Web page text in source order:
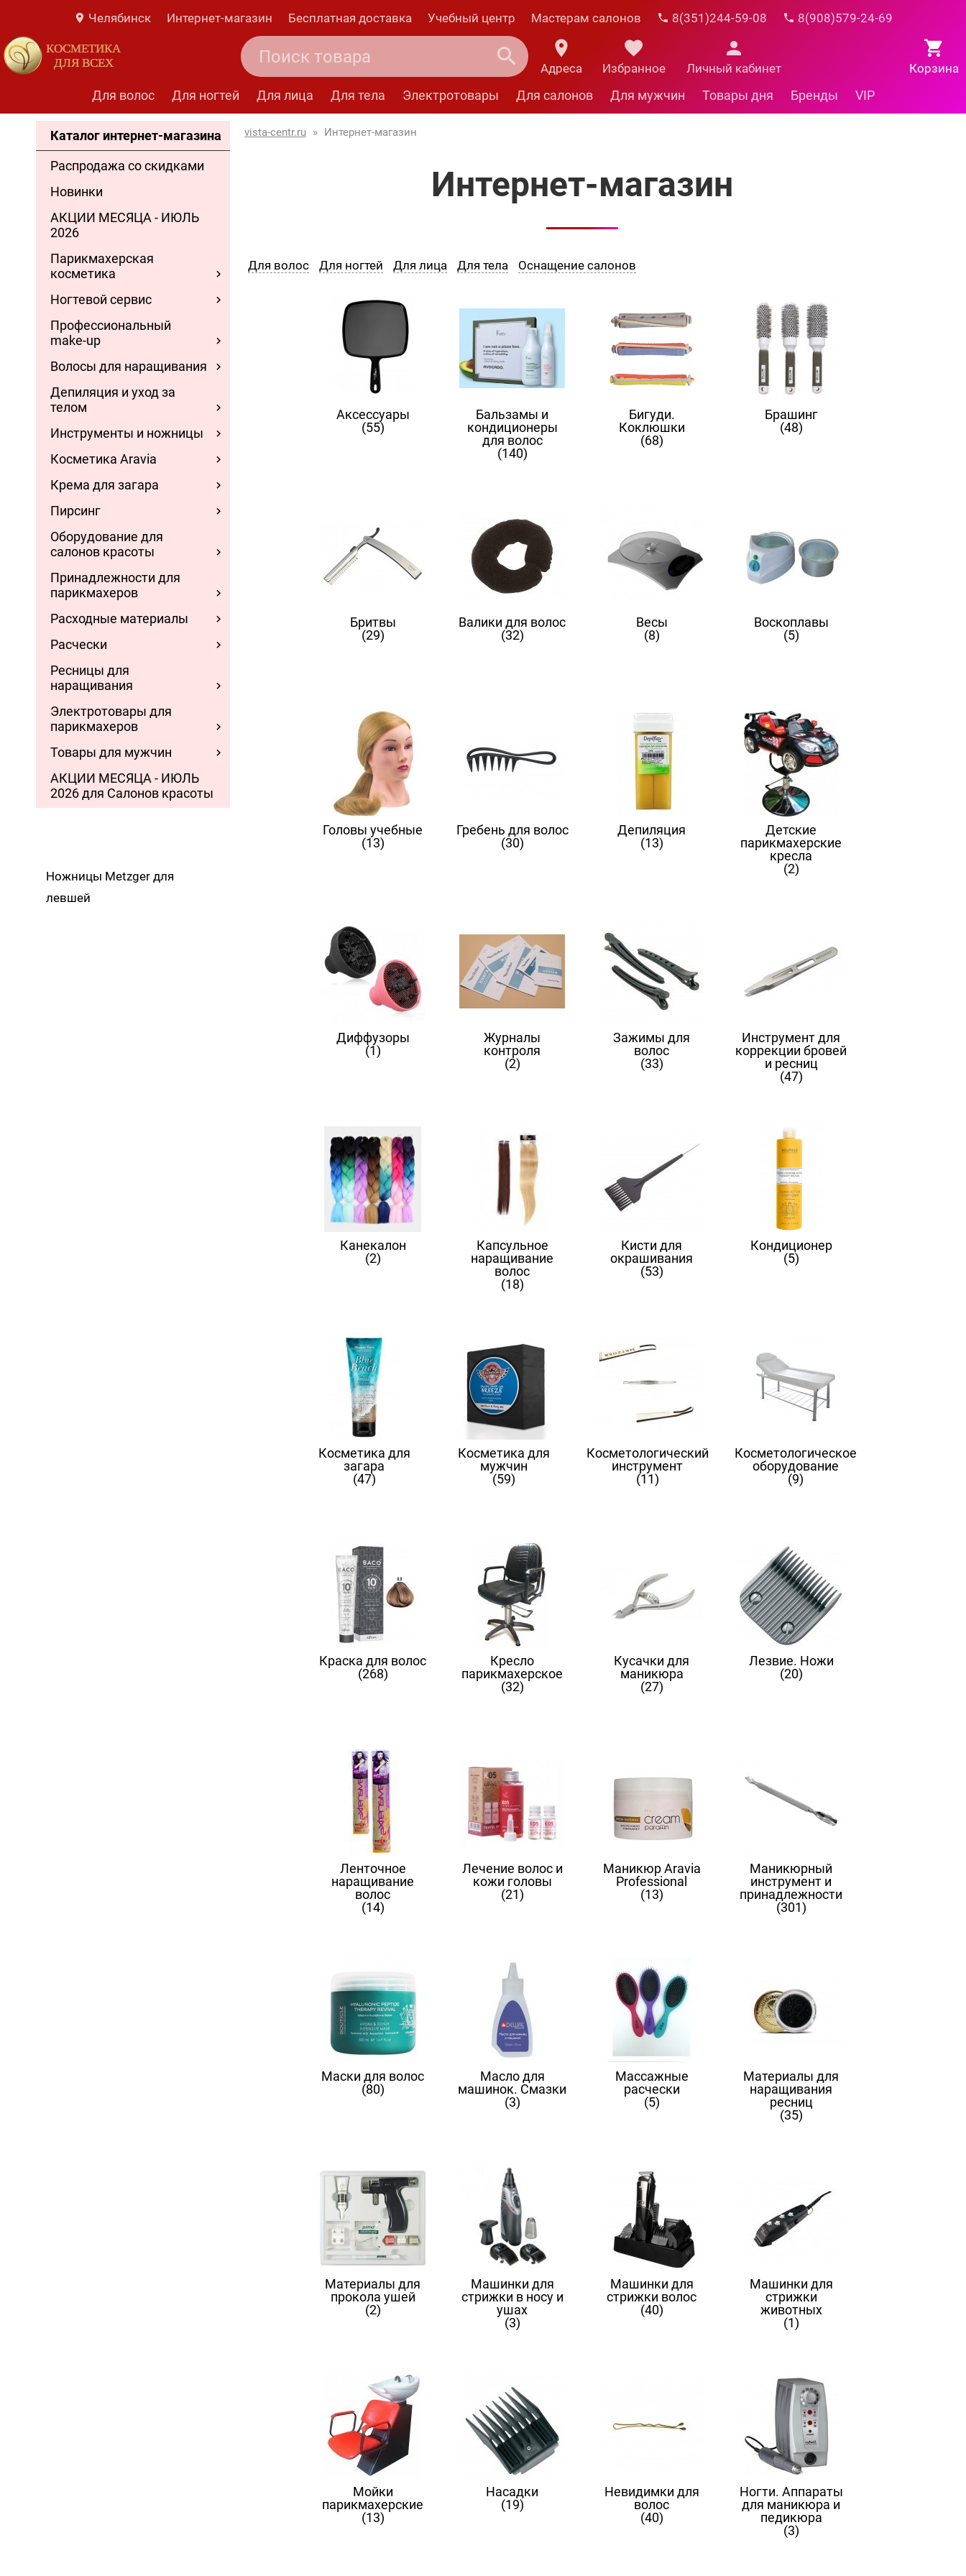
Челябинск Интернет-магазин Бесплатная доставка Учебный центр Мастерам салонов 8(351)244-59-08 8(908)579-24-69
КОСМЕТИКА
ДЛЯ ВСЕХ
Корзина
Адреса Избранное Личный кабинет
Для волос Для ногтей Для лица Для тела Электротовары Для салонов Для мужчин Товары дня Бренды VIP
Каталог интернет-магазина
Распродажа со скидками
Новинки
АКЦИИ МЕСЯЦА - ИЮЛЬ
2026
Парикмахерская
косметика
Ногтевой сервис
Профессиональный
make-up
Волосы для наращивания
Депиляция и уход за
телом
Инструменты и ножницы
Косметика Aravia
Крема для загара
Пирсинг
Оборудование для
салонов красоты
Принадлежности для
парикмахеров
Расходные материалы
Расчески
Ресницы для
наращивания
Электротовары для
парикмахеров
Товары для мужчин
АКЦИИ МЕСЯЦА - ИЮЛЬ
2026 для Салонов красоты
Ножницы Metzger для
левшей
vista-centr.ru » Интернет-магазин
Интернет-магазин
Для волос Для ногтей Для лица Для тела Оснащение салонов
Аксессуары
(55)
Бальзамы и
кондиционеры
для волос
(140)
Бигуди.
Коклюшки
(68)
Брашинг
(48)
Бритвы
(29)
Валики для волос
(32)
Весы
(8)
Воскоплавы
(5)
Головы учебные
(13)
Гребень для волос
(30)
Депиляция
(13)
Детские
парикмахерские
кресла
(2)
Диффузоры
(1)
Журналы
контроля
(2)
Зажимы для
волос
(33)
Инструмент для
коррекции бровей
и ресниц
(47)
Канекалон
(2)
Капсульное
наращивание
волос
(18)
Кисти для
окрашивания
(53)
Кондиционер
(5)
Косметика для
загара
(47)
Косметика для
мужчин
(59)
Косметологический
инструмент
(11)
Косметологическое
оборудование
(9)
Краска для волос
(268)
Кресло
парикмахерское
(32)
Кусачки для
маникюра
(27)
Лезвие. Ножи
(20)
Ленточное
наращивание
волос
(14)
Лечение волос и
кожи головы
(21)
Маникюр Aravia
Professional
(13)
Маникюрный
инструмент и
принадлежности
(301)
Маски для волос
(80)
Масло для
машинок. Смазки
(3)
Массажные
расчески
(5)
Материалы для
наращивания
ресниц
(35)
Материалы для
прокола ушей
(2)
Машинки для
стрижки в носу и
ушах
(3)
Машинки для
стрижки волос
(40)
Машинки для
стрижки
животных
(1)
Мойки
парикмахерские
(13)
Насадки
(19)
Невидимки для
волос
(40)
Ногти. Аппараты
для маникюра и
педикюра
(3)